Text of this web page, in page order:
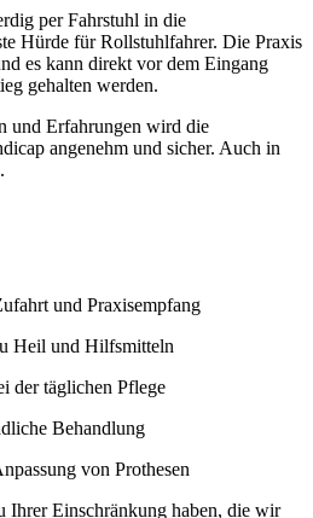
per Fahrstuhl in die
Hürde für Rollstuhlfahrer. Die Praxis
es kann direkt vor dem Eingang
gehalten werden.
und Erfahrungen wird die
angenehm und sicher. Auch in
und Praxisempfang
Heil und Hilfsmitteln
der täglichen Pflege
Behandlung
von Prothesen
Ihrer Einschränkung haben, die wir